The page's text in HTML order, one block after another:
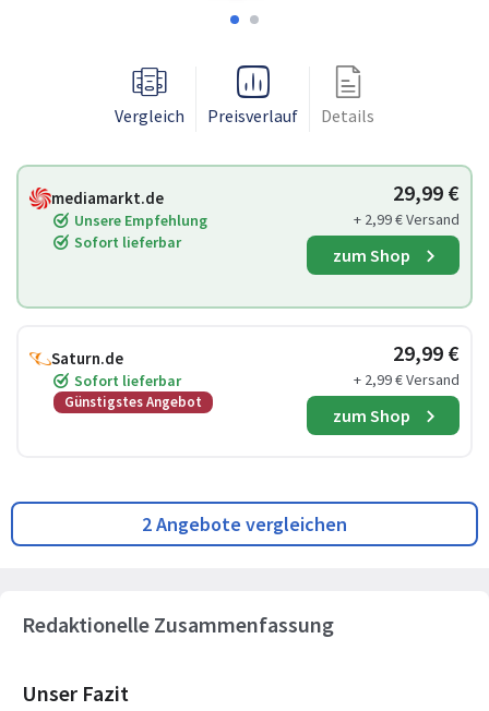
Vergleich Preisverlauf Details
mediamarkt.de
Unsere Empfehlung
Sofort lieferbar
29,99 €
+ 2,99 € Versand
zum Shop
Saturn.de
Sofort lieferbar
Günstigstes Angebot
29,99 €
+ 2,99 € Versand
zum Shop
2 Angebote vergleichen
Redaktionelle Zusammenfassung
Unser Fazit